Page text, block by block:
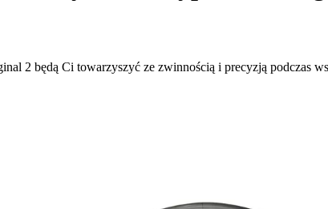
2 będą Ci towarzyszyć ze zwinnością i precyzją podczas